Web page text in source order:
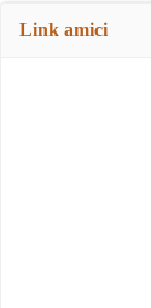
Link amici